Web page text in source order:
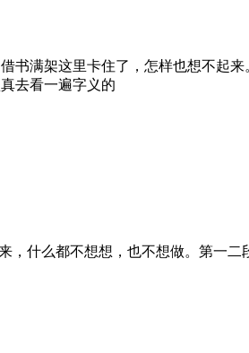
书满架这里卡住了，怎样也想不起
去看一遍字义的
什么都不想想，也不想做。第一